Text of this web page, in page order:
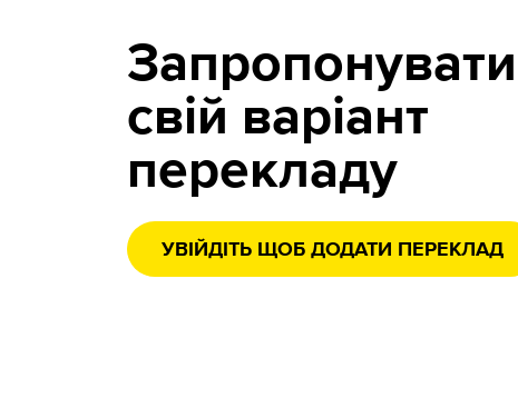
Запропонувати
свій варіант
перекладу
УВІЙДІТЬ ЩОБ ДОДАТИ ПЕРЕКЛАД